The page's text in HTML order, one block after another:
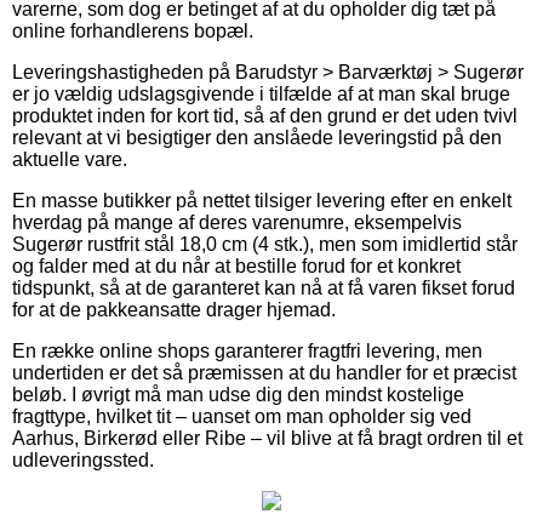
varerne, som dog er betinget af at du opholder dig tæt på
online forhandlerens bopæl.
Leveringshastigheden på Barudstyr > Barværktøj > Sugerør
er jo vældig udslagsgivende i tilfælde af at man skal bruge
produktet inden for kort tid, så af den grund er det uden tvivl
relevant at vi besigtiger den anslåede leveringstid på den
aktuelle vare.
En masse butikker på nettet tilsiger levering efter en enkelt
hverdag på mange af deres varenumre, eksempelvis
Sugerør rustfrit stål 18,0 cm (4 stk.), men som imidlertid står
og falder med at du når at bestille forud for et konkret
tidspunkt, så at de garanteret kan nå at få varen fikset forud
for at de pakkeansatte drager hjemad.
En række online shops garanterer fragtfri levering, men
undertiden er det så præmissen at du handler for et præcist
beløb. I øvrigt må man udse dig den mindst kostelige
fragttype, hvilket tit – uanset om man opholder sig ved
Aarhus, Birkerød eller Ribe – vil blive at få bragt ordren til et
udleveringssted.